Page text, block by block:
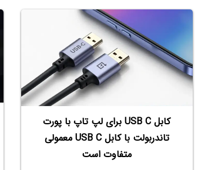
فایل ها تبدیل شد.
کابل USB C برای لپ تاپ با پورت
تاندربولت با کابل USB C معمولی
متفاوت است